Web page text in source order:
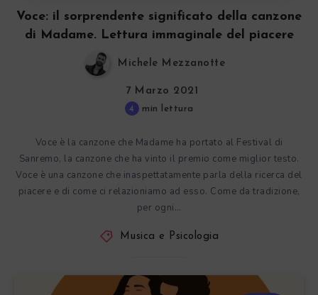
Voce: il sorprendente significato della canzone
di Madame. Lettura immaginale del piacere
Michele Mezzanotte
7 Marzo 2021
4 min lettura
Voce è la canzone che Madame ha portato al Festival di
Sanremo, la canzone che ha vinto il premio come miglior testo.
Voce è una canzone che inaspettatamente parla della ricerca del
piacere e di come ci relazioniamo ad esso. Come da tradizione,
per ogni…
Musica e Psicologia